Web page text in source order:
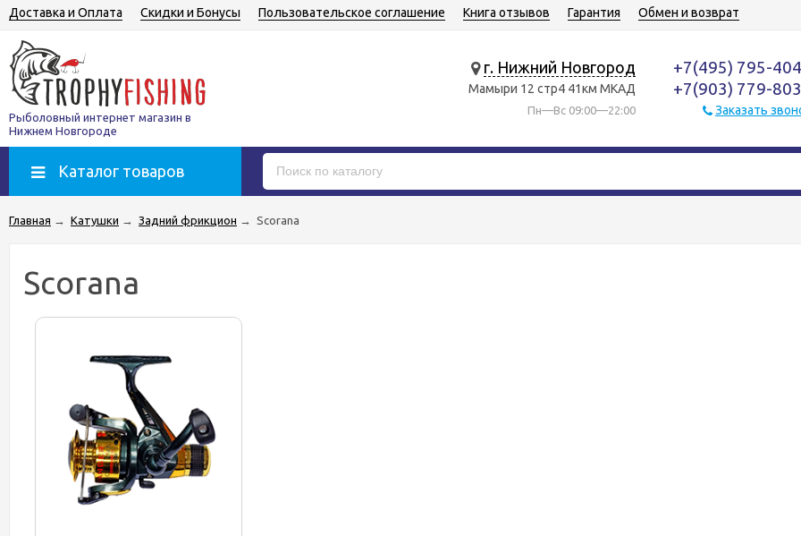
Доставка и Оплата Скидки и Бонусы Пользовательское соглашение Книга отзывов Гарантия Обмен и возврат
Рыболовный интернет магазин в
Нижнем Новгороде
г. Нижний Новгород
Мамыри 12 стр4 41км МКАД
Пн—Вс 09:00—22:00
+7(495) 795-
+7(903) 779-
Заказать
Каталог товаров
Главная → Катушки → Задний фрикцион → Scorana
Scorana